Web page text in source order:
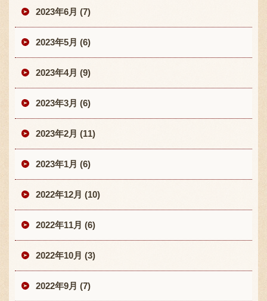
2023年6月 (7)
2023年5月 (6)
2023年4月 (9)
2023年3月 (6)
2023年2月 (11)
2023年1月 (6)
2022年12月 (10)
2022年11月 (6)
2022年10月 (3)
2022年9月 (7)